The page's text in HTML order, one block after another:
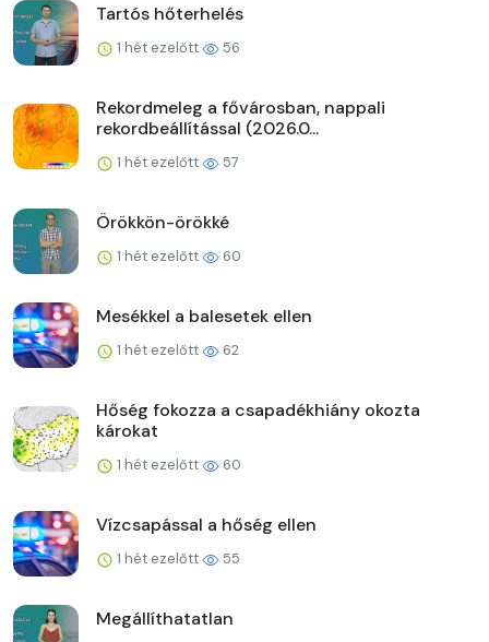
Tartós hőterhelés
1 hét ezelőtt 56
Rekordmeleg a fővárosban, nappali
rekordbeállítással (2026.0...
1 hét ezelőtt 57
Örökkön-örökké
1 hét ezelőtt 60
Mesékkel a balesetek ellen
1 hét ezelőtt 62
Hőség fokozza a csapadékhiány okozta
károkat
1 hét ezelőtt 60
Vízcsapással a hőség ellen
1 hét ezelőtt 55
Megállíthatatlan